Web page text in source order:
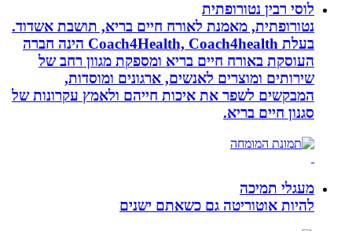
לוסי רבין נטורופתית
נטורופתית, מאמנת לאורח חיים בריא, תושבת אשדוד.
בעלת Coach4Health, Coach4health הינה חברה
העוסקת באורח חיים בריא ומספקת מגוון רחב של
שירותים ומוצרים לאנשים, ארגונים ומוסדות,
המבקשים לשפר את איכות חייהם ולאמץ עקרונות של
סגנון חיים בריא.
מעגלי תמיכה
להיות אוטוריטה גם כשאתם ישנים